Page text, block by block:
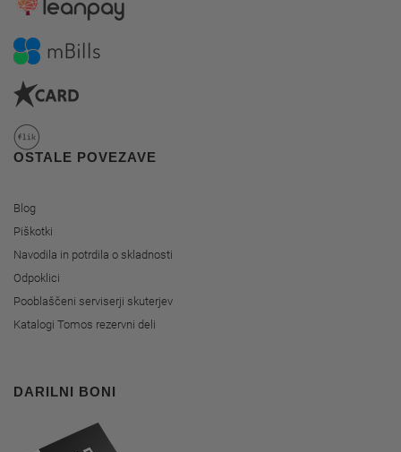
OSTALE POVEZAVE
Blog
Piškotki
Navodila in potrdila o skladnosti
Odpoklici
Pooblaščeni serviserji skuterjev
Katalogi Tomos rezervni deli
DARILNI BONI